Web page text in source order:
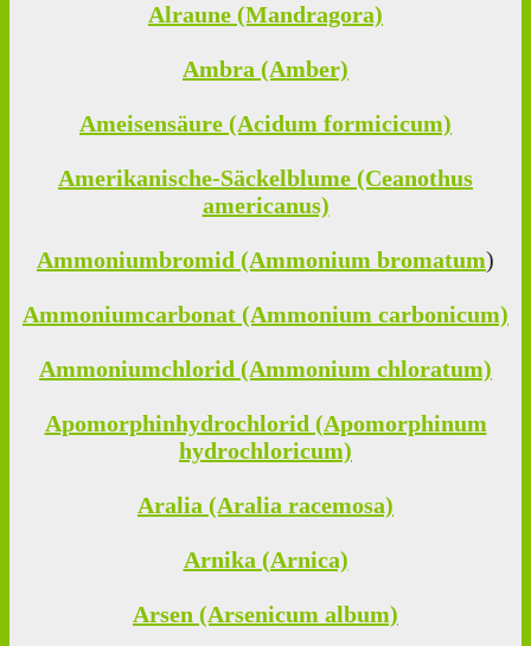
Alraune (Mandragora)
Ambra (Amber)
Ameisensäure (Acidum formicicum)
Amerikanische-Säckelblume (Ceanothus
americanus)
Ammoniumbromid (Ammonium bromatum)
Ammoniumcarbonat (Ammonium carbonicum)
Ammoniumchlorid (Ammonium chloratum)
Apomorphinhydrochlorid (Apomorphinum
hydrochloricum)
Aralia (Aralia racemosa)
Arnika (Arnica)
Arsen (Arsenicum album)